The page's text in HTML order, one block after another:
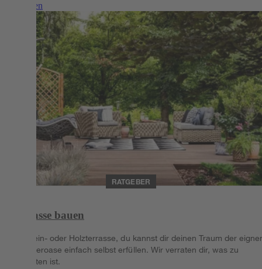
Weiterlesen
RATGEBER
Terrasse bauen
Ob Stein- oder Holzterrasse, du kannst dir deinen Traum der
Sommeroase einfach selbst erfüllen. Wir verraten dir, was zu
beachten ist.